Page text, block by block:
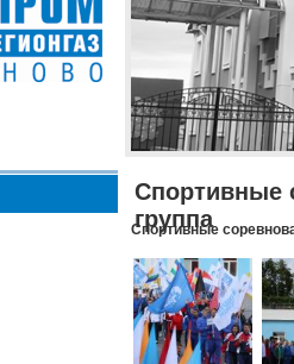
Спортивные
группа
Спортивные